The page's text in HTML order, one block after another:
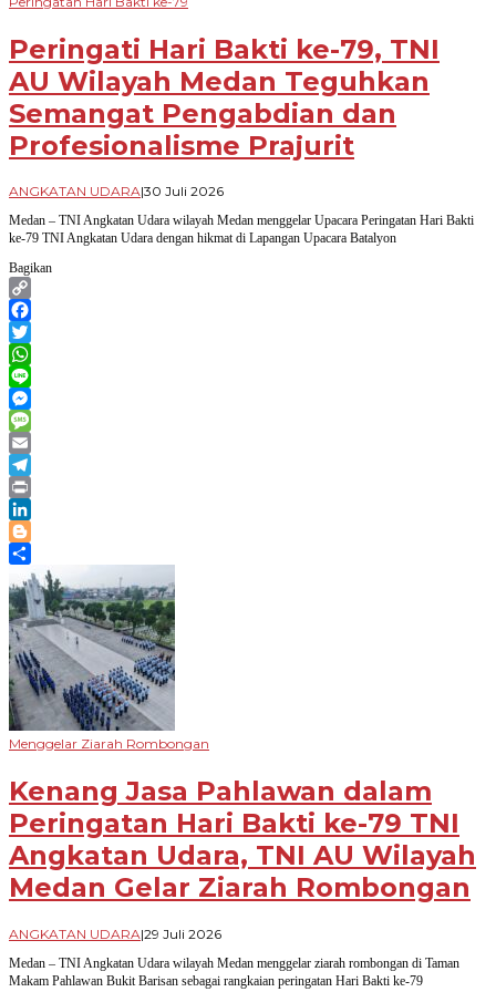
Peringati Hari Bakti ke-79, TNI
AU Wilayah Medan Teguhkan
Semangat Pengabdian dan
Profesionalisme Prajurit
ANGKATAN UDARA|30 Juli 2026oleh
Harhara
Medan – TNI Angkatan Udara wilayah Medan menggelar Upacara Peringatan Hari Bakti
ke-79 TNI Angkatan Udara dengan hikmat di Lapangan Upacara Batalyon
Bagikan
Copy
Link
Facebook
Twitter
WhatsApp
Line
Messenger
Message
Email
Telegram
Print
LinkedIn
Blogger
Share
Menggelar Ziarah Rombongan
Kenang Jasa Pahlawan dalam
Peringatan Hari Bakti ke-79 TNI
Angkatan Udara, TNI AU Wilayah
Medan Gelar Ziarah Rombongan
ANGKATAN UDARA|29 Juli 2026oleh
Harhara
Medan – TNI Angkatan Udara wilayah Medan menggelar ziarah rombongan di Taman
Makam Pahlawan Bukit Barisan sebagai rangkaian peringatan Hari Bakti ke-79